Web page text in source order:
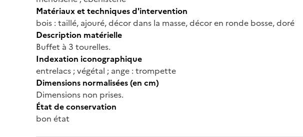
Matériaux et techniques d'intervention
bois : taillé, ajouré, décor dans la masse, décor en ronde bosse, doré
Description matérielle
Buffet à 3 tourelles.
Indexation iconographique
entrelacs ; végétal ; ange : trompette
Dimensions normalisées (en cm)
Dimensions non prises.
État de conservation
bon état